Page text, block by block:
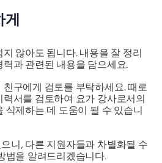
않아도 됩니다. 내용을 잘 정리
과 관련된 내용을 담으세요.
구에게 검토를 부탁하세요. 때로
서를 검토하여 요가 강사로서의
삭제하는 데 도움이 될 수 있습니
니, 다른 지원자들과 차별화될 수
법을 알려드리겠습니다.